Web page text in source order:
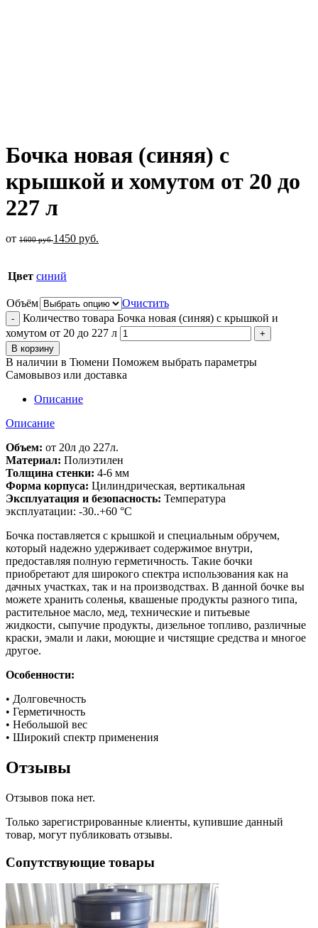
Бочка новая (синяя) с
крышкой и хомутом от 20 до
227 л
от 1600руб.1450 руб.
Цвет синий
Объём
Очистить
Количество товара Бочка новая (синяя) с крышкой и
хомутом от 20 до 227 л
В корзину
В наличии в Тюмени Поможем выбрать параметры
Самовывоз или доставка
Описание
Описание
Объем: от 20л до 227л.
Материал: Полиэтилен
Толщина стенки: 4-6 мм
Форма корпуса: Цилиндрическая, вертикальная
Эксплуатация и безопасность: Температура
эксплуатации: -30..+60 °С
Бочка поставляется с крышкой и специальным обручем,
который надежно удерживает содержимое внутри,
предоставляя полную герметичность. Такие бочки
приобретают для широкого спектра использования как на
дачных участках, так и на производствах. В данной бочке вы
можете хранить соленья, квашеные продукты разного типа,
растительное масло, мед, технические и питьевые
жидкости, сыпучие продукты, дизельное топливо, различные
краски, эмали и лаки, моющие и чистящие средства и многое
другое.
Особенности:
• Долговечность
• Герметичность
• Небольшой вес
• Широкий спектр применения
Отзывы
Отзывов пока нет.
Только зарегистрированные клиенты, купившие данный
товар, могут публиковать отзывы.
Сопутствующие товары